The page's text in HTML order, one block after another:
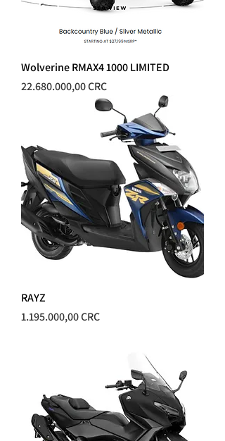
Wolverine RMAX4 1000 LIMITED
Precio
22.680.000,00 CRC
RAYZ
Precio
1.195.000,00 CRC